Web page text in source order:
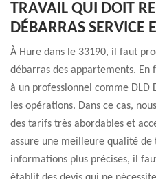
TRAVAIL QUI DOIT
DÉBARRAS SERVICE
À Hure dans le 33190, il faut
débarras des appartements.
à un professionnel comme DLD
les opérations. Dans ce cas,
des tarifs très abordables et
assure une meilleure qualité de
informations plus précises, il